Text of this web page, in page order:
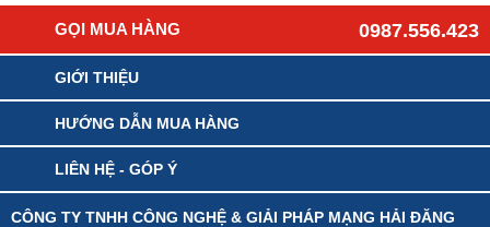
0987.556.423
GỌI MUA HÀNG
GIỚI THIỆU
HƯỚNG DẪN MUA HÀNG
LIÊN HỆ - GÓP Ý
CÔNG TY TNHH CÔNG NGHỆ & GIẢI PHÁP MẠNG HẢI ĐĂNG